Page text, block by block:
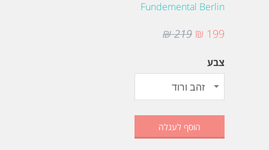
Fundemental Berlin
199 ₪
219 ₪
צבע
הוסף לעגלה